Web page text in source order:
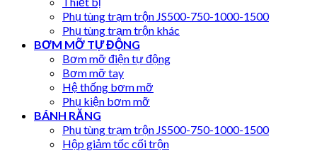
Phụ tùng trạm trộn JS500-750-1000-1500
Phụ tùng trạm trộn khác
BƠM MỠ TỰ ĐỘNG
Bơm mỡ điện tự động
Bơm mỡ tay
Hệ thống bơm mỡ
Phụ kiện bơm mỡ
BÁNH RĂNG
Phụ tùng trạm trộn JS500-750-1000-1500
Hộp giảm tốc cối trộn